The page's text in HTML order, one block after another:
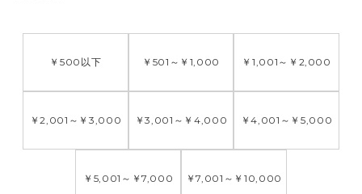
￥500 以下 ￥501 ～ ￥1,000 ￥1,001 ～ ￥2,000
￥2,001 ～ ￥3,000 ￥3,001 ～ ￥4,000 ￥4,001 ～ ￥5,000
￥5,001 ～ ￥7,000 ￥7,001 ～ ￥10,000